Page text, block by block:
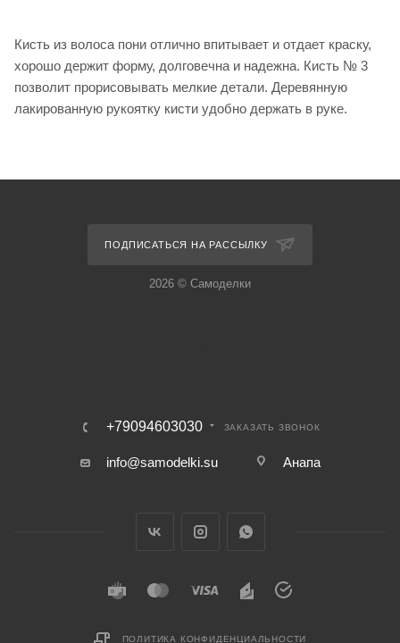
Кисть из волоса пони отлично впитывает и отдает краску,
хорошо держит форму, долговечна и надежна. Кисть № 3
позволит прорисовывать мелкие детали. Деревянную
лакированную рукоятку кисти удобно держать в руке.
ПОДПИСАТЬСЯ НА РАССЫЛКУ
2026 © Самоделки
+79094603030 ЗАКАЗАТЬ ЗВОНОК
info@samodelki.su Анапа
ПОЛИТИКА КОНФИДЕНЦИАЛЬНОСТИ